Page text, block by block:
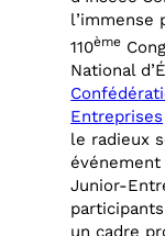
l’immense
110ème
National
Entreprises
le radieux
événement
Junior-
un cadre